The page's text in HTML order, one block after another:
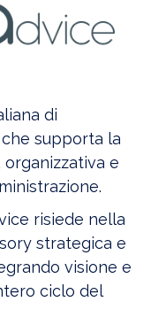
di
supporta la
e
risiede nella
strategica e
visione e
ciclo del